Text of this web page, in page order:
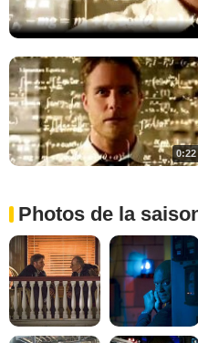
0:22
Photos de la